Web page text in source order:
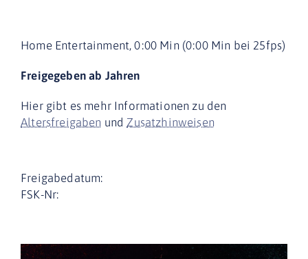
Home Entertainment, 0:00 Min (0:00 Min bei 25fps)
Freigegeben ab Jahren
Hier gibt es mehr Informationen zu den
Altersfreigaben und Zusatzhinweisen
Freigabedatum:
FSK-Nr: